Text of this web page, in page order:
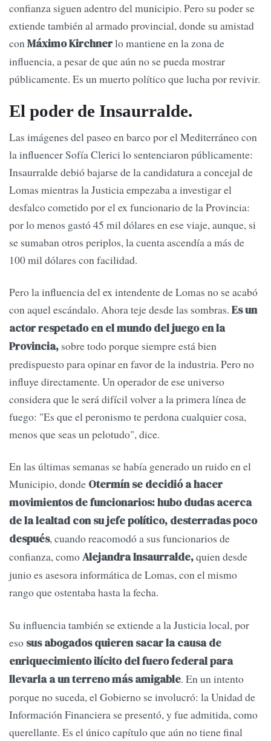
confianza siguen adentro del municipio. Pero su poder se
extiende también al armado provincial, donde su amistad
conMáximo Kirchnerlo mantiene en la zona de
influencia, a pesar de que aún no se pueda mostrar
públicamente. Es un muerto político que lucha por revivir.
El poder de Insaurralde.
Las imágenes del paseo en barco por el Mediterráneo con
la influencer Sofía Clerici lo sentenciaron públicamente:
Insaurralde debió bajarse de la candidatura a concejal de
Lomas mientras la Justicia empezaba a investigar el
desfalco cometido por el ex funcionario de la Provincia:
por lo menos gastó 45 mil dólares en ese viaje, aunque, si
se sumaban otros periplos, la cuenta ascendía a más de
100 mil dólares con facilidad.
Pero la influencia del ex intendente de Lomas no se acabó
con aquel escándalo. Ahora teje desde las sombras. Es un
actor respetado en el mundo del juego en la
Provincia, sobre todo porque siempre está bien
predispuesto para opinar en favor de la industria. Pero no
influye directamente. Un operador de ese universo
considera que le será difícil volver a la primera línea de
fuego: "Es que el peronismo te perdona cualquier cosa,
menos que seas un pelotudo", dice.
En las últimas semanas se había generado un ruido en el
Municipio, donde Otermín se decidió a hacer
movimientos de funcionarios: hubo dudas acerca
de la lealtad con su jefe político, desterradas poco
después, cuando reacomodó a sus funcionarios de
confianza, comoAlejandra Insaurralde,quien desde
junio es asesora informática de Lomas, con el mismo
rango que ostentaba hasta la fecha.
Su influencia también se extiende a la Justicia local, por
eso sus abogados quieren sacar la causa de
enriquecimiento ilícito del fuero federal para
llevarla a un terreno más amigable. En un intento
porque no suceda, el Gobierno se involucró: la Unidad de
Información Financiera se presentó, y fue admitida, como
querellante. Es el único capítulo que aún no tiene final